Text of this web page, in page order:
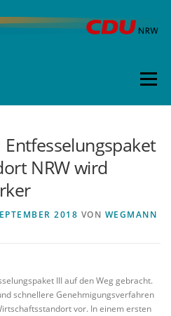
Menü
NRW wird
2018 VON WEGMANN
III auf den Weg gebracht.
schnellere Genehmigungsverfahren
vor. In einem ersten